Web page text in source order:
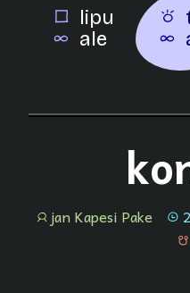
lipu
ale
jan jan Kapesi Pake tenpo
musi